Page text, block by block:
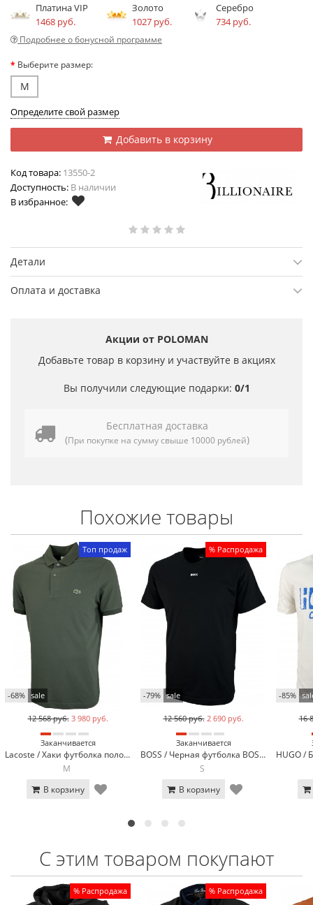
Платина VIP
1468 руб.
Золото
1027 руб.
Серебро
734 руб.
Подробнее о бонусной программе
Выберите размер:
M
Определите свой размер
Добавить в корзину
Код товара: 13550-2
Доступность: В наличии
В избранное:
Детали
Оплата и доставка
Акции от POLOMAN
Добавьте товар в корзину и участвуйте в акциях
Вы получили следующие подарки: 0/1
Бесплатная доставка
(При покупке на сумму свыше 10000 рублей)
Похожие товары
Топ продаж
-68% sale
12 568 руб. 3 980 руб.
Заканчивается
Lacoste / Хаки футболка поло Lacoste LC2-51
M
В корзину
% Распродажа
-79% sale
12 560 руб. 2 690 руб.
Заканчивается
BOSS / Черная футболка BOSS 3056-1
S
В корзину
-85%
16
С этим товаром покупают
Топ продаж
% Распродажа % Распродажа